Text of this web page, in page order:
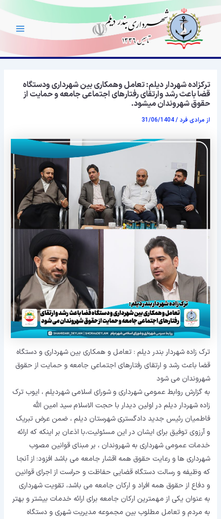
پرش
Main
ترکزاده شهردار دیلم: تعامل وهمکاری بین شهرداری ودستگاه
قضا باعث رشد وارتقای رفتارهای اجتماعی جامعه و حمایت از
حقوق شهروندان میشود.
از مرادی فرد/
31/06/1404
ترک زاده شهردار بندر دیلم : تعامل و همکاری بین شهرداری و دستگاه
قضا باعث رشد و ارتقای رفتارهای اجتماعی جامعه و حمایت از حقوق
شهروندان می شود
به گزارش روابط عمومی شهرداری و شورای اسلامی شهردیلم ، ایوب ترک
زاده شهردار دیلم در اولین دیدار با حجت الاسلام سید امین الله
فاطمیان رئیس جدید دادگستری شهرستان دیلم ، ضمن عرض تبریک
و آرزوی توفیق برای ایشان در این مسئولیت،با اذعان بر اینکه که ارائه
خدمات عمومی شهرداری به شهروندان ، بر مبنای قوانین مصوب
شهرداری ها و رعایت حقوق همه اقشار جامعه می باشد افزود: از آنجا
که وظیفه و رسالت دستگاه قضایی حفاظت و حراست از اجرای قوانین
و دفاع از حقوق همه افراد و ارکان جامعه می باشد، تقویت شهرداری
به عنوان یکی از مهمترین ارکان جامعه برای ارائه خدمات بیشتر و بهتر
به مردم و تعامل مطلوب بین مجموعه مدیریت شهری و دستگاه